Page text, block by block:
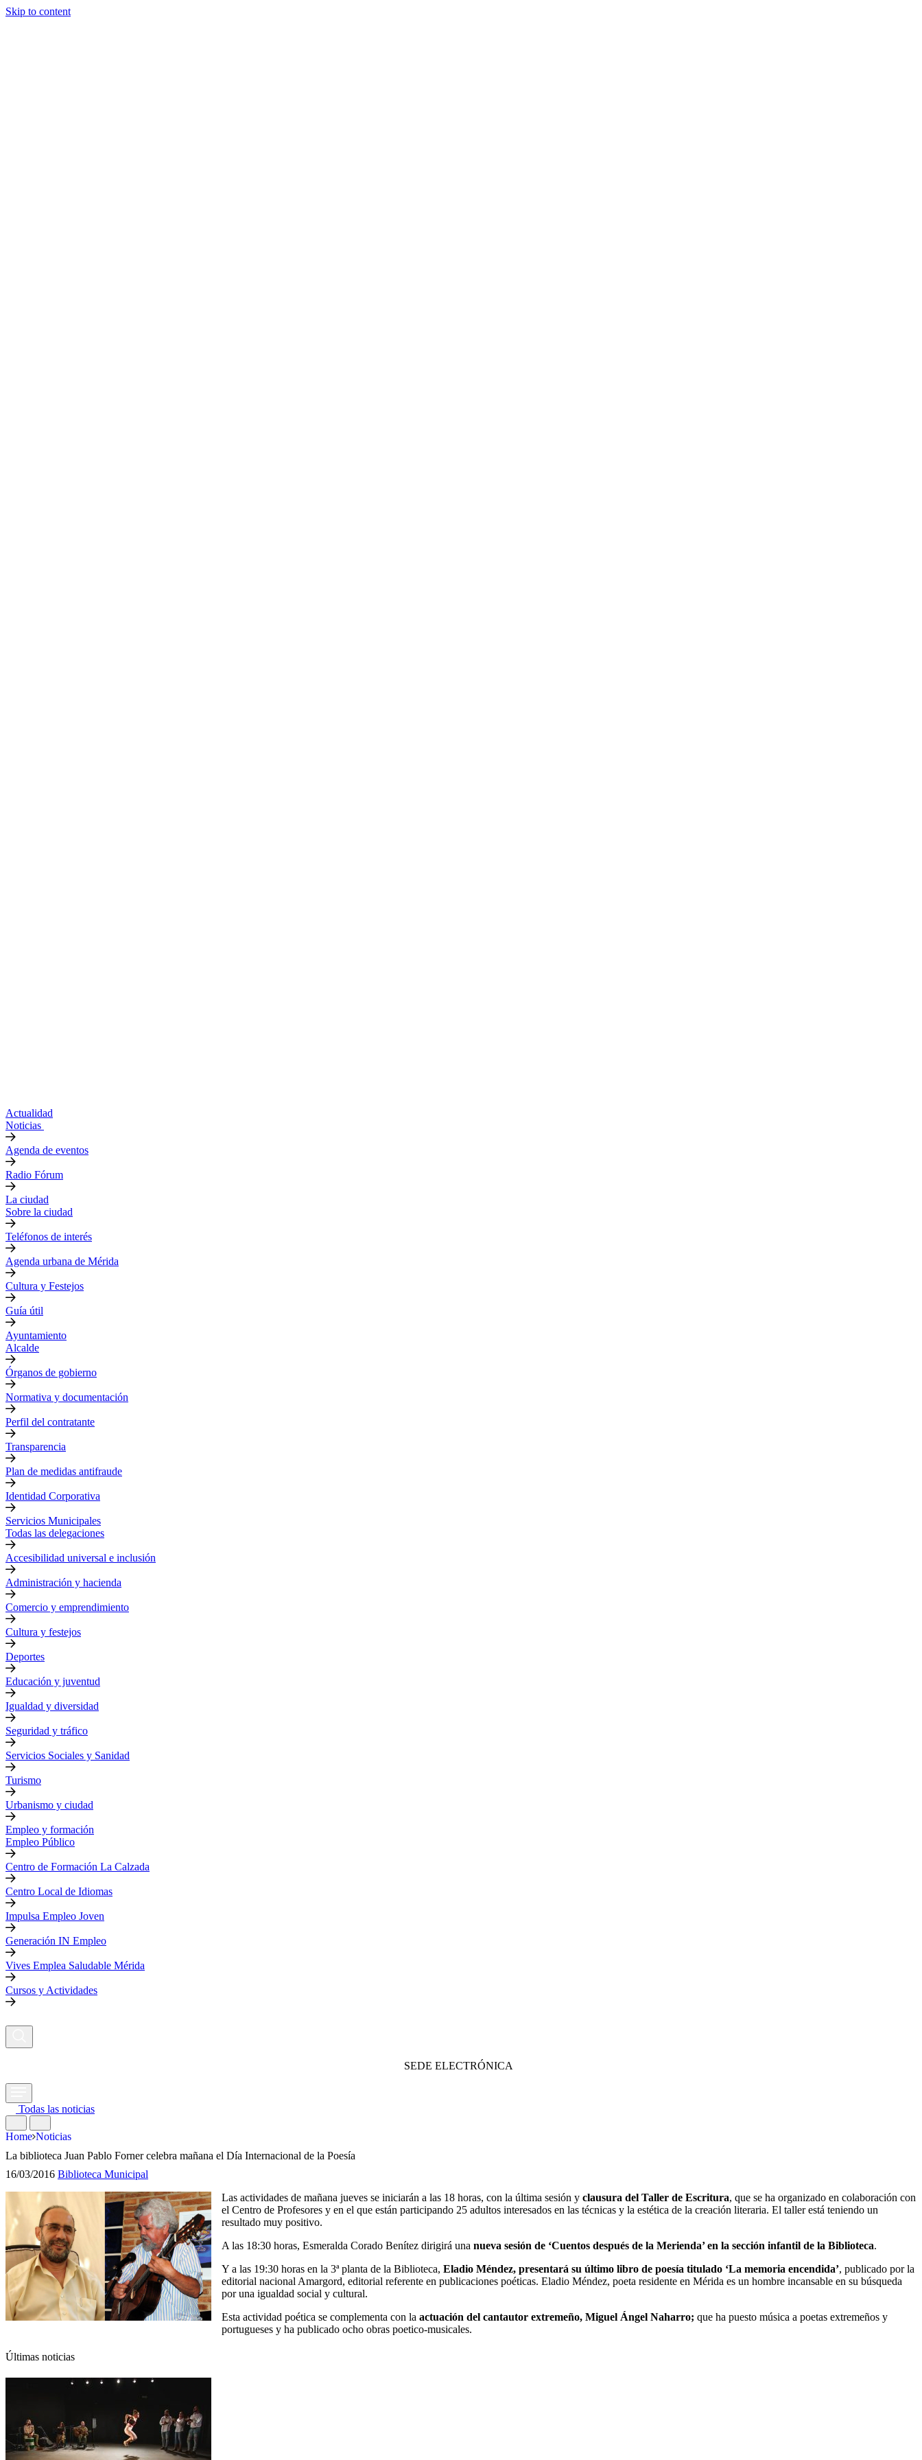
Skip to content
Actualidad
Noticias
Agenda de eventos
Radio Fórum
La ciudad
Sobre la ciudad
Teléfonos de interés
Agenda urbana de Mérida
Cultura y Festejos
Guía útil
Ayuntamiento
Alcalde
Órganos de gobierno
Normativa y documentación
Perfil del contratante
Transparencia
Plan de medidas antifraude
Identidad Corporativa
Servicios Municipales
Todas las delegaciones
Accesibilidad universal e inclusión
Administración y hacienda
Comercio y emprendimiento
Cultura y festejos
Deportes
Educación y juventud
Igualdad y diversidad
Seguridad y tráfico
Servicios Sociales y Sanidad
Turismo
Urbanismo y ciudad
Empleo y formación
Empleo Público
Centro de Formación La Calzada
Centro Local de Idiomas
Impulsa Empleo Joven
Generación IN Empleo
Vives Emplea Saludable Mérida
Cursos y Actividades
SEDE ELECTRÓNICA
Todas las noticias
Home Noticias
La biblioteca Juan Pablo Forner celebra mañana el Día Internacional de la Poesía
16/03/2016 Biblioteca Municipal
Las actividades de mañana jueves se iniciarán a las 18 horas, con la última sesión y clausura del Taller de Escritura, que se ha organizado en colaboración con
el Centro de Profesores y en el que están participando 25 adultos interesados en las técnicas y la estética de la creación literaria. El taller está teniendo un
resultado muy positivo.
A las 18:30 horas, Esmeralda Corado Benítez dirigirá una nueva sesión de ‘Cuentos después de la Merienda’ en la sección infantil de la Biblioteca.
Y a las 19:30 horas en la 3ª planta de la Biblioteca, Eladio Méndez, presentará su último libro de poesía titulado ‘La memoria encendida’, publicado por la
editorial nacional Amargord, editorial referente en publicaciones poéticas. Eladio Méndez, poeta residente en Mérida es un hombre incansable en su búsqueda
por una igualdad social y cultural.
Esta actividad poética se complementa con la actuación del cantautor extremeño, Miguel Ángel Naharro; que ha puesto música a poetas extremeños y
portugueses y ha publicado ocho obras poetico-musicales.
Últimas noticias